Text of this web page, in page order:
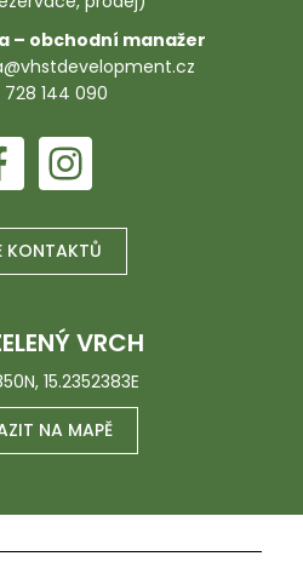
– obchodní manažer
144 090
KONTAKTŮ
VRCH
15.2352383E
NA MAPĚ